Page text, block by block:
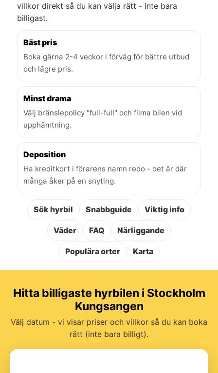
villkor direkt så du kan välja rätt - inte bara
billigast.
Bäst pris
Boka gärna 2-4 veckor i förväg för bättre utbud
och lägre pris.
Minst drama
Välj bränslepolicy "full-full" och filma bilen vid
upphämtning.
Deposition
Ha kreditkort i förarens namn redo - det är där
många åker på en snyting.
Sök hyrbil Snabbguide Viktig info
Väder FAQ Närliggande
Populära orter Karta
Hitta billigaste hyrbilen i Stockholm
Kungsangen
Välj datum - vi visar priser och villkor så du kan boka
rätt (inte bara billigt).